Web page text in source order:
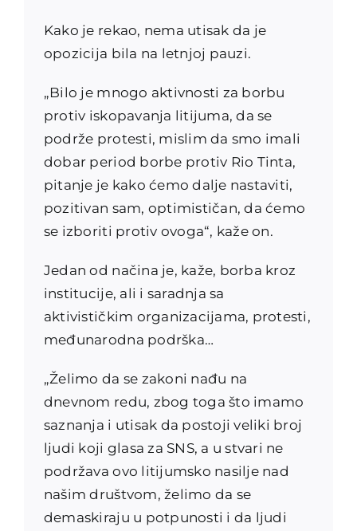
Kako je rekao, nema utisak da je
opozicija bila na letnjoj pauzi.
„Bilo je mnogo aktivnosti za borbu
protiv iskopavanja litijuma, da se
podrže protesti, mislim da smo imali
dobar period borbe protiv Rio Tinta,
pitanje je kako ćemo dalje nastaviti,
pozitivan sam, optimističan, da ćemo
se izboriti protiv ovoga“, kaže on.
Jedan od načina je, kaže, borba kroz
institucije, ali i saradnja sa
aktivističkim organizacijama, protesti,
međunarodna podrška…
„Želimo da se zakoni nađu na
dnevnom redu, zbog toga što imamo
saznanja i utisak da postoji veliki broj
ljudi koji glasa za SNS, a u stvari ne
podržava ovo litijumsko nasilje nad
našim društvom, želimo da se
demaskiraju u potpunosti i da ljudi